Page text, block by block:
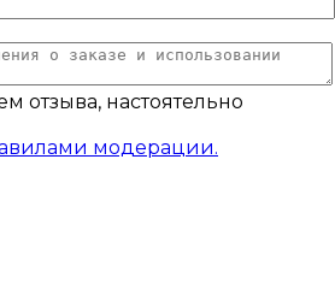
отзыва, настоятельно
модерации.